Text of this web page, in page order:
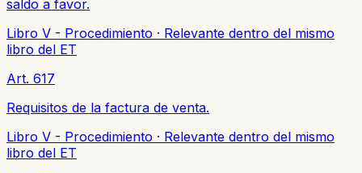
saldo a favor.
Libro V - Procedimiento · Relevante dentro del mismo
libro del ET
Art. 617
Requisitos de la factura de venta.
Libro V - Procedimiento · Relevante dentro del mismo
libro del ET